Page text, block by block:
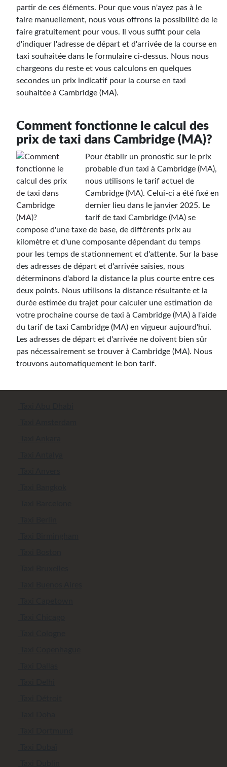
partir de ces éléments. Pour que vous n'ayez pas à le
faire manuellement, nous vous offrons la possibilité de le
faire gratuitement pour vous. Il vous suffit pour cela
d'indiquer l'adresse de départ et d'arrivée de la course en
taxi souhaitée dans le formulaire ci-dessus. Nous nous
chargeons du reste et vous calculons en quelques
secondes un prix indicatif pour la course en taxi
souhaitée à Cambridge (MA).
Comment fonctionne le calcul des
prix de taxi dans Cambridge (MA)?
Pour établir un pronostic sur le prix
probable d'un taxi à Cambridge (MA),
nous utilisons le tarif actuel de
Cambridge (MA). Celui-ci a été fixé en
dernier lieu dans le janvier 2025. Le
tarif de taxi Cambridge (MA) se
compose d'une taxe de base, de différents prix au
kilomètre et d'une composante dépendant du temps
pour les temps de stationnement et d'attente. Sur la base
des adresses de départ et d'arrivée saisies, nous
déterminons d'abord la distance la plus courte entre ces
deux points. Nous utilisons la distance résultante et la
durée estimée du trajet pour calculer une estimation de
votre prochaine course de taxi à Cambridge (MA) à l'aide
du tarif de taxi Cambridge (MA) en vigueur aujourd'hui.
Les adresses de départ et d'arrivée ne doivent bien sûr
pas nécessairement se trouver à Cambridge (MA). Nous
trouvons automatiquement le bon tarif.